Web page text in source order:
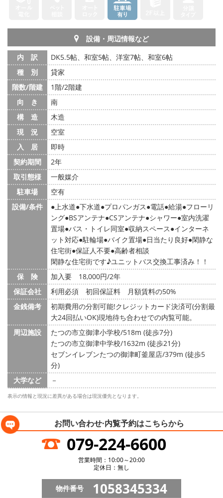
設備・周辺情報など
内 訳
DK5.5帖、和室5帖、洋室7帖、和室6帖
種 別
貸家
階数/階建
1階/2階建
向 き
南
構 造
木造
現 況
空室
入 居
即時
契約期間
2年
取引態様
一般媒介
駐車場
空有
設備/条件
上水道 下水道 プロパンガス 電話 給湯 フローリ
ング BSアンテナ CSアンテナ シャワー 室内洗濯
置場 バス・トイレ同室 収納スペース インターネ
ット対応 駐輪場 バイク置場 日当たり良好 閑静な
住宅街 保証人不要 高齢者相談
閑静な住宅街です♪ユニットバス交換工事済み！！
保 険
加入要 18,000円/2年
保証会社
利用必須 初回保証料 月額賃料の50%
金銭備考
初期費用の分割可能!クレジットカード決済可(分割最
大24回払いOK)現地待ち合わせでの内覧可能。
周辺施設
たつの市立御津小学校/518m (徒歩7分)
たつの市立御津中学校/1632m (徒歩21分)
セブンイレブンたつの御津町釜屋店/379m (徒歩5
分)
大学など
－
表示の情報と現況に差異がある場合は現況優先となります。
お問い合わせ·内覧予約はこちらから
079-224-6600
営業時間：10:00～20:00
定休日：無し
物件番号 1058345334